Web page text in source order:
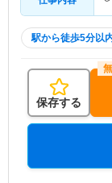
駅から徒歩5分以
保存する